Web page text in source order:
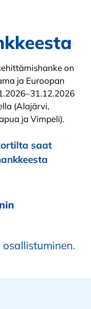
on
ja Euroopan
(Alajärvi,
ja Vimpeli).
saat